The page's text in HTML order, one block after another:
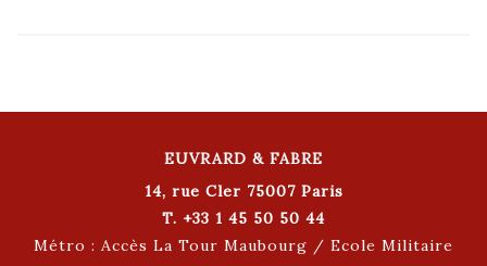
EUVRARD & FABRE
14, rue Cler 75007 Paris
T. +33 1 45 50 50 44
Métro : Accès La Tour Maubourg / Ecole Militaire